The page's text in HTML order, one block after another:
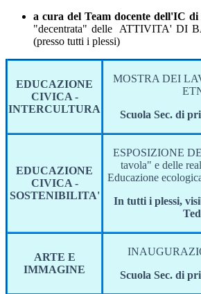
a cura del Team docente dell'IC di
"decentrata" delle ATTIVITA' DI
(presso tutti i plessi)
EDUCAZIONE
CIVICA -
INTERCULTURA
MOSTRA DEI
Scuola Sec. di
EDUCAZIONE
CIVICA -
SOSTENIBILITA'
ESPOSIZIONE
tavola" e delle
Educazione
In tutti i plessi,
ARTE E
IMMAGINE
Scuola Sec. di